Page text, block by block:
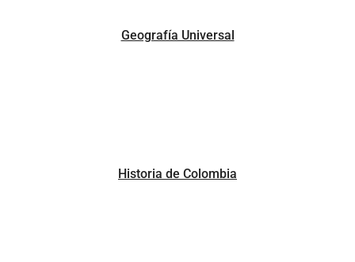
Geografía Universal
Historia de Colombia